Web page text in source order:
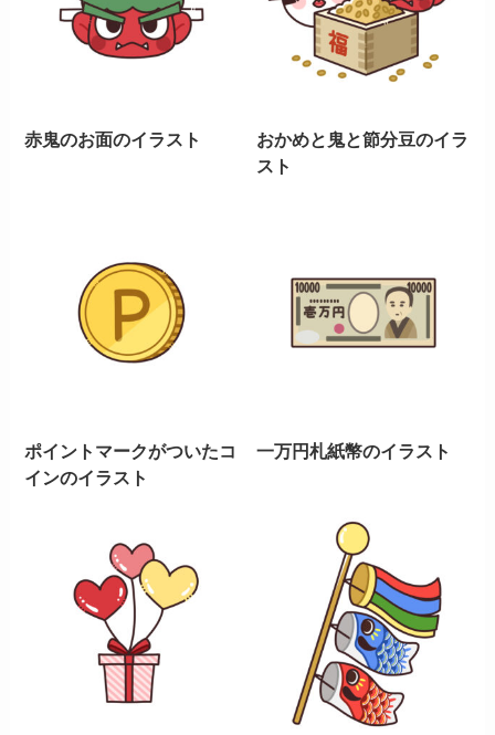
赤鬼のお面のイラスト
おかめと鬼と節分豆のイラ
スト
ポイントマークがついたコ
インのイラスト
一万円札紙幣のイラスト